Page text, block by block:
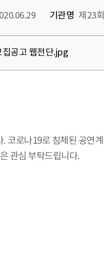
기관명 제23
공고 웹전단.jpg
코로나19로 침체된 공연
관심 부탁드립니다.